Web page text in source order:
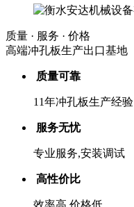
质量 · 服务 · 价格
高端冲孔板生产出口基地
质量可靠
11年冲孔板生产经验
服务无忧
专业服务,安装调试
高性价比
效率高,价格低